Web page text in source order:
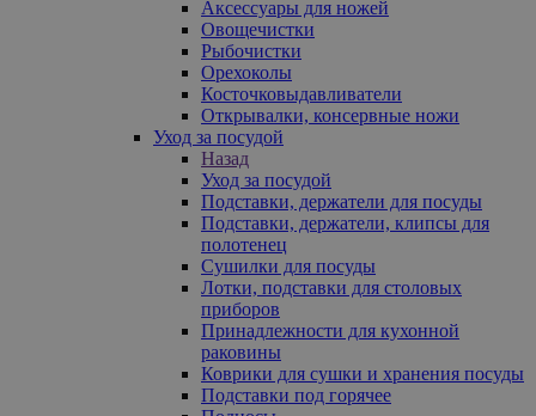
Аксессуары для ножей
Овощечистки
Рыбочистки
Орехоколы
Косточковыдавливатели
Открывалки, консервные ножи
Уход за посудой
Назад
Уход за посудой
Подставки, держатели для посуды
Подставки, держатели, клипсы для
полотенец
Сушилки для посуды
Лотки, подставки для столовых
приборов
Принадлежности для кухонной
раковины
Коврики для сушки и хранения посуды
Подставки под горячее